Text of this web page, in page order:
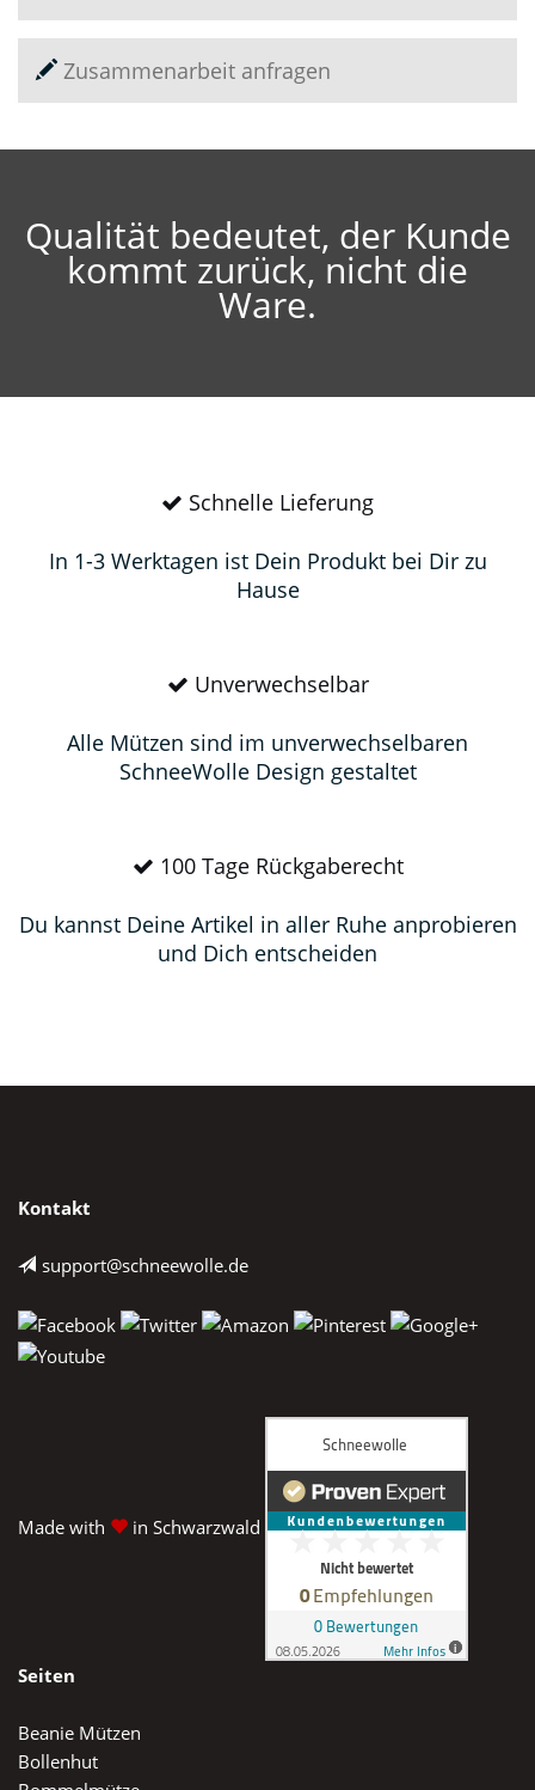
Zusammenarbeit anfragen
Qualität bedeutet, der Kunde
kommt zurück, nicht die
Ware.
Schnelle Lieferung
In 1-3 Werktagen ist Dein Produkt bei Dir zu
Hause
Unverwechselbar
Alle Mützen sind im unverwechselbaren
SchneeWolle Design gestaltet
100 Tage Rückgaberecht
Du kannst Deine Artikel in aller Ruhe anprobieren
und Dich entscheiden
Kontakt
support@schneewolle.de
Made with in Schwarzwald
Seiten
Beanie Mützen
Bollenhut